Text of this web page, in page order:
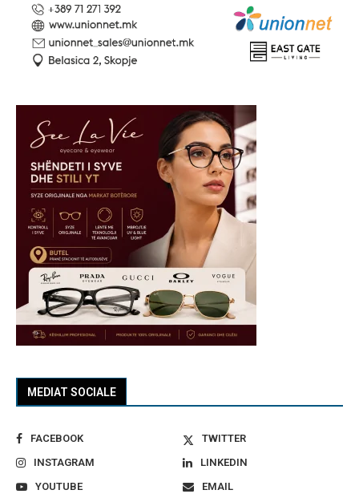
MEDIAT SOCIALE
FACEBOOK
TWITTER
INSTAGRAM
LINKEDIN
YOUTUBE
EMAIL